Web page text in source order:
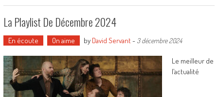
La Playlist De Décembre 2024
En écoute On aime by David Servant- 3 décembre 2024
Le meilleur de
l’actualité